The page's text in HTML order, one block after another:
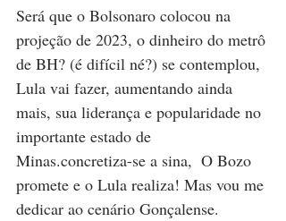
Será que o Bolsonaro colocou na
projeção de 2023, o dinheiro do metrô
de BH? (é difícil né?) se contemplou,
Lula vai fazer, aumentando ainda
mais, sua liderança e popularidade no
importante estado de
Minas.concretiza-se a sina,  O Bozo
promete e o Lula realiza! Mas vou me
dedicar ao cenário Gonçalense.